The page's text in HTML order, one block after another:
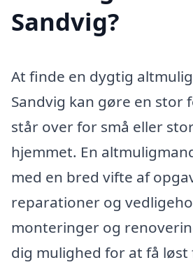
Sandvig?
At finde en dygtig
Sandvig kan gøre en stor
står over for små eller
hjemmet. En
med en bred vifte af
reparationer og
monteringer og
dig mulighed for at få